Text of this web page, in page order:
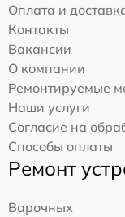
Оплата и
Контакты
Вакансии
О компании
Ремонтируемые
Наши услуги
Согласие на
Способы оплаты
Ремонт
Варочных